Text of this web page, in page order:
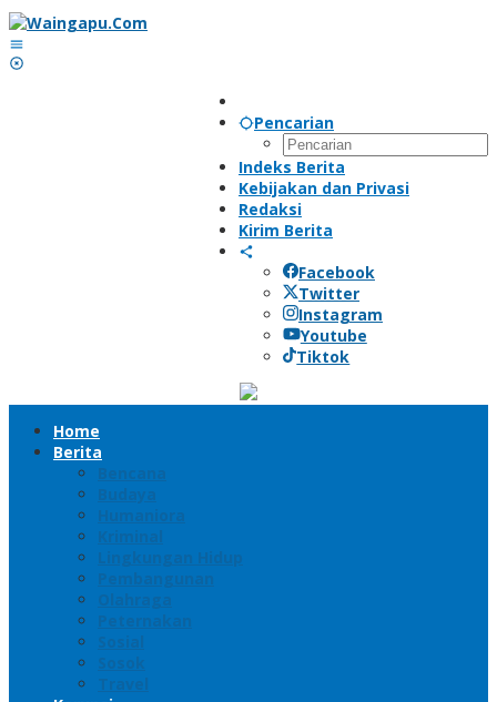
Lewati
ke
konten
Pencarian
Indeks Berita
Kebijakan dan Privasi
Redaksi
Kirim Berita
Facebook
Twitter
Instagram
Youtube
Tiktok
Home
Berita
Bencana
Budaya
Humaniora
Kriminal
Lingkungan Hidup
Pembangunan
Olahraga
Peternakan
Sosial
Sosok
Travel